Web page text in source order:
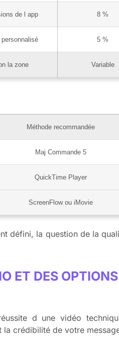
de l app 8 %
personnalisé 5 %
la zone Variable
Méthode recommandée
Maj Commande 5
QuickTime Player
ScreenFlow ou iMovie
défini, la question de la
ET DES
d une vidéo
la crédibilité de votre